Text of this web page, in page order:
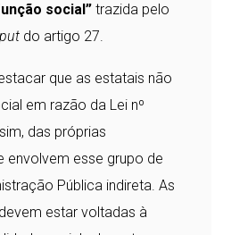
social”trazida pelo
do artigo 27.
que as estatais não
em razão da Lei nº
das próprias
envolvem esse grupo de
Pública indireta. As
estar voltadas à